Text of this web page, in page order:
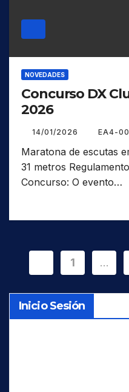
NOVEDADES
Concurso DX
2026
14/01/2026 EA4-
Maratona de escutas
31 metros
Concurso: O evento…
Paginación
de
entradas
1 …
Inicio Sesión